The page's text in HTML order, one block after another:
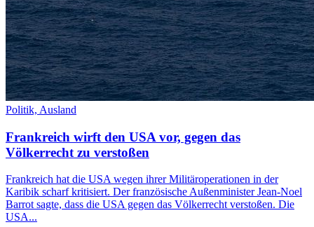
Politik, Ausland
Frankreich wirft den USA vor, gegen das
Völkerrecht zu verstoßen
Frankreich hat die USA wegen ihrer Militäroperationen in der
Karibik scharf kritisiert. Der französische Außenminister Jean-Noel
Barrot sagte, dass die USA gegen das Völkerrecht verstoßen. Die
USA...